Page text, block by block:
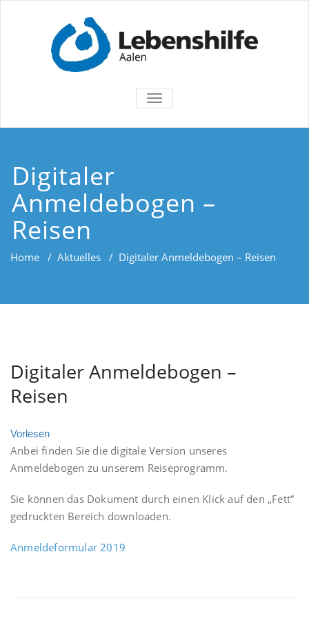
TOGGLE
Digitaler
Anmeldebogen –
Reisen
Home / Aktuelles / Digitaler Anmeldebogen – Reisen
Digitaler Anmeldebogen –
Reisen
Vorlesen
Anbei finden Sie die digitale Version unseres
Anmeldebogen zu unserem Reiseprogramm.
Sie können das Dokument durch einen Klick auf den „Fett“
gedruckten Bereich downloaden.
Anmeldeformular 2019